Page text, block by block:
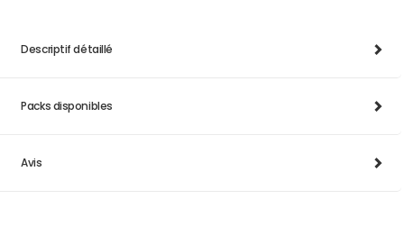
Descriptif détaillé
Packs disponibles
Avis